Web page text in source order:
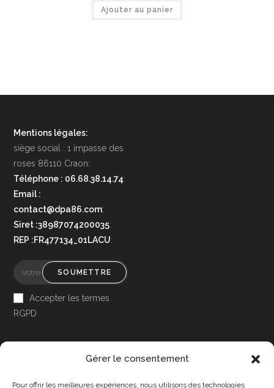
Gérer le consentement
Pour offrir les meilleures expériences, nous utilisons des technologies
Ajouter au panier
Mentions légales:
siège social : 1 impasse des
roses 86110 Craon:
Téléphone : 06.68.38.14.74:
Email :
contact@dpa86.com:
Siret :38987074200035:
REP :FR477134_01LACU:
SOUMETTRE
Accepter les termes
RGPD